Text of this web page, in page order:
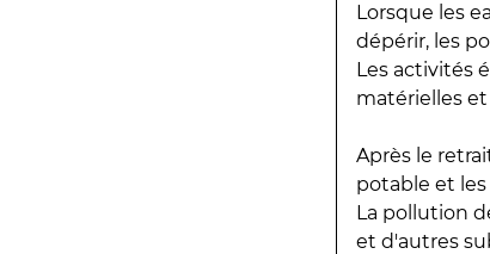
Lorsque les
dépérir, les
Les activités
matérielles
Après le
potable et
La pollution
et d'autres